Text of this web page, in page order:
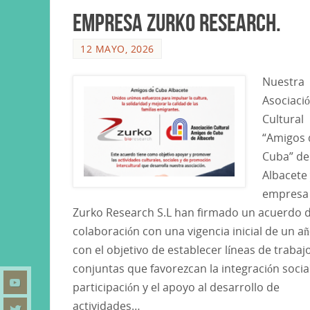
empresa Zurko Research.
12 MAYO, 2026
Nuestra
Cultural
“Amigos
Cuba” de
Albacete
empresa
Zurko Research S.L han firmado un acuerdo
colaboración con una vigencia inicial de un
con el objetivo de establecer líneas de
conjuntas que favorezcan la integración
participación y el apoyo al desarrollo de
actividades…